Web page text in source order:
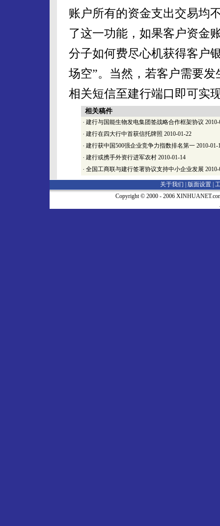
账户所有的资金支出交易均
了这一功能，如果客户资金
分子如何费尽心机获得客户
场空”。当然，若客户需要
相关短信至建行端口即可实
相关稿件
· 建行与国能生物发电集团签战略合作框架协议
· 建行在四大行中首获信托牌照 2010-01-22
· 建行获中国500强企业竞争力指数排名第一 2010-01-
· 建行或携手外资行进军农村 2010-01-14
· 全国工商联与建行签署协议支持中小企业发展
关于我们 | 版面设置
Copyright © 2000 - 2006